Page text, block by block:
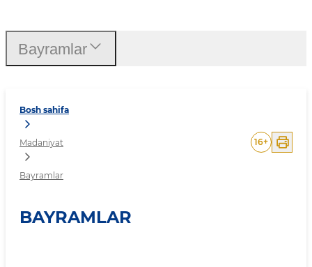
Bosh sahifa
Madaniyat
Bayramlar
16+
BAYRAMLAR
Bayramlar